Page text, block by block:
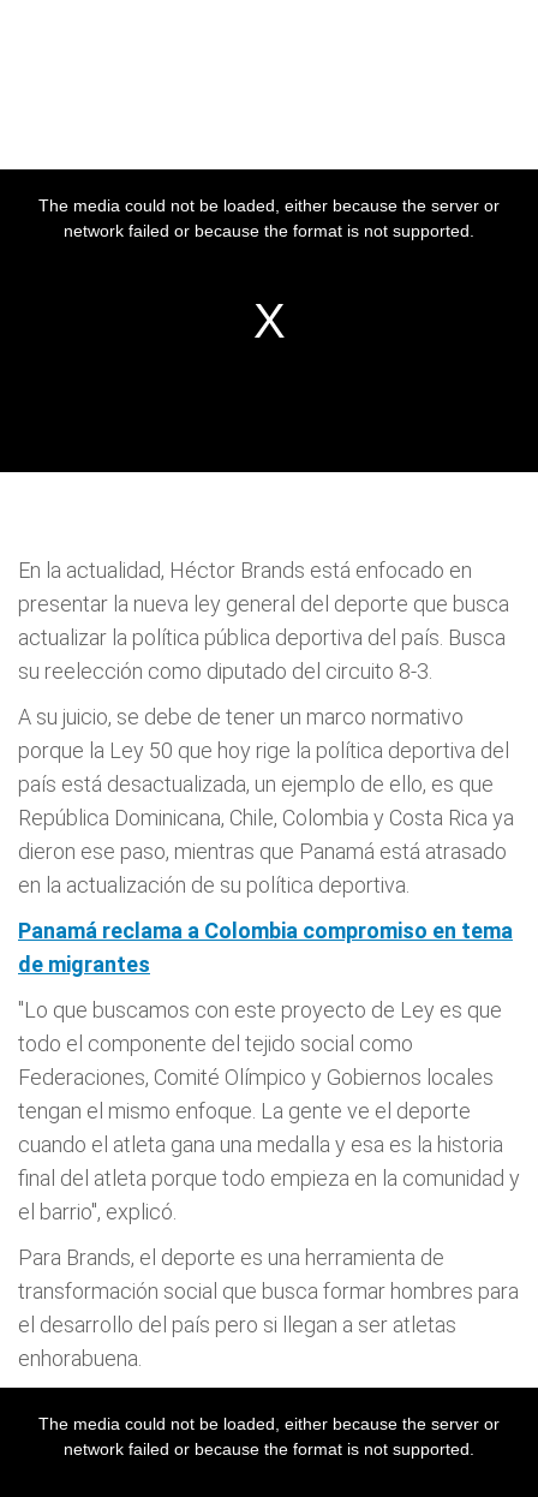
En la actualidad, Héctor Brands está enfocado en
presentar la nueva ley general del deporte que busca
actualizar la política pública deportiva del país. Busca
su reelección como diputado del circuito 8-3.
A su juicio, se debe de tener un marco normativo
porque la Ley 50 que hoy rige la política deportiva del
país está desactualizada, un ejemplo de ello, es que
República Dominicana, Chile, Colombia y Costa Rica ya
dieron ese paso, mientras que Panamá está atrasado
en la actualización de su política deportiva.
Panamá reclama a Colombia compromiso en tema
de migrantes
"Lo que buscamos con este proyecto de Ley es que
todo el componente del tejido social como
Federaciones, Comité Olímpico y Gobiernos locales
tengan el mismo enfoque. La gente ve el deporte
cuando el atleta gana una medalla y esa es la historia
final del atleta porque todo empieza en la comunidad y
el barrio", explicó.
Para Brands, el deporte es una herramienta de
transformación social que busca formar hombres para
el desarrollo del país pero si llegan a ser atletas
enhorabuena.